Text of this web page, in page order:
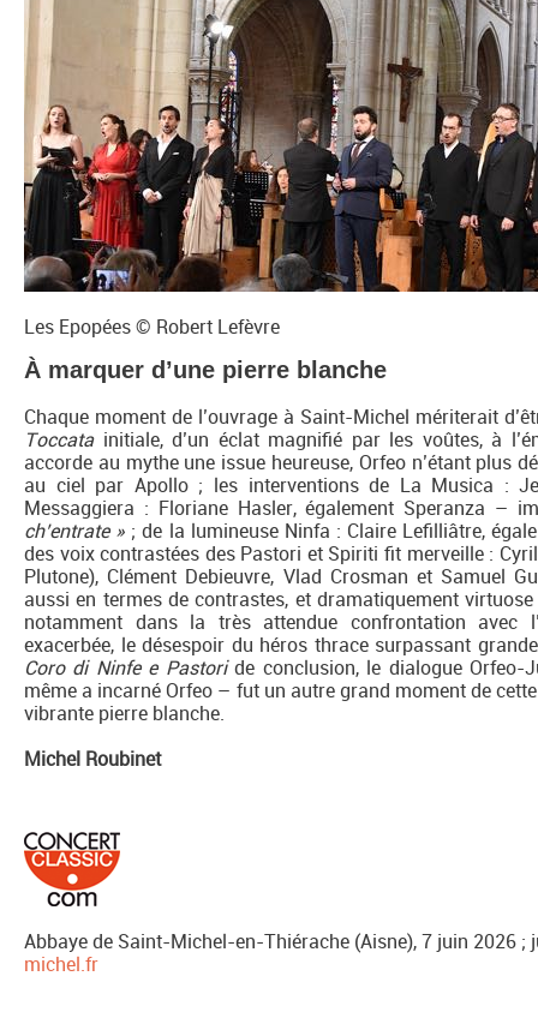
Les Epopées © Robert Lefèvre
À marquer d’une pierre blanche
Chaque moment de l’ouvrage à Saint-Michel mériterait
Toccatainitiale, d’un éclat magnifié par les voûtes, à
accorde au mythe une issue heureuse, Orfeo n’étant plus
au ciel par Apollo ; les interventions de La Musica :
Messaggiera : Floriane Hasler, également Speranza –
ch’entrate » ; de la lumineuse Ninfa : Claire Lefilliâtre,
des voix contrastées des Pastori et Spiriti fit merveille :
Plutone), Clément Debieuvre, Vlad Crosman et Samuel
aussi en termes de contrastes, et dramatiquement
notamment dans la très attendue confrontation avec
exacerbée, le désespoir du héros thrace surpassant
Coro di Ninfe e Pastoride conclusion, le dialogue
même a incarné Orfeo – fut un autre grand moment de
vibrante pierre blanche.
Michel Roubinet
Abbaye de Saint-Michel-en-Thiérache (Aisne), 7 juin 2026
michel.fr